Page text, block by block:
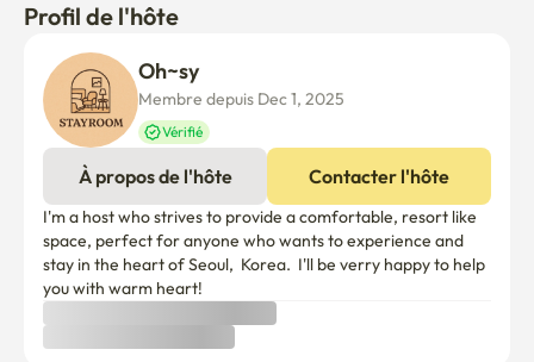
Profil de l'hôte
Oh~sy
Membre depuis Dec 1, 2025
Vérifié
À propos de l'hôte Contacter l'hôte
I'm a host who strives to provide a comfortable, resort like
space, perfect for anyone who wants to experience and
stay in the heart of Seoul,  Korea.  I'll be verry happy to help
you with warm heart!